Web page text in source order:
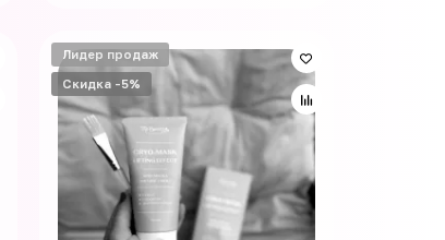
Лидер продаж
Скидка -5%